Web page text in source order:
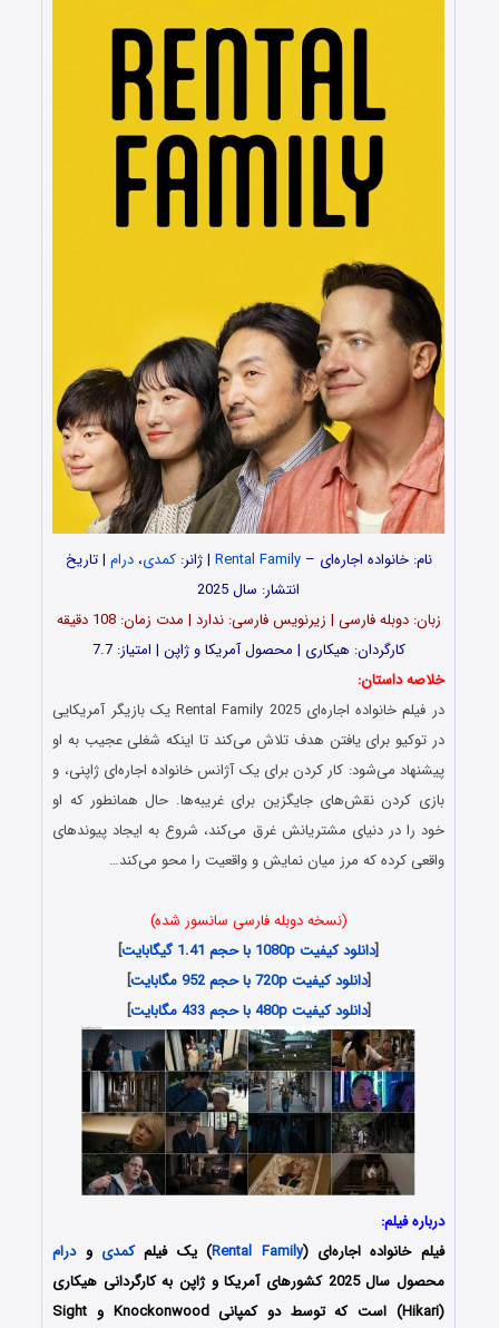
نام: خانواده اجاره‌ای –Rental Family | ژانر:کمدی،درام | تاریخ
انتشار: سال 2025
زبان: دوبله فارسی | زیرنویس فارسی: ندارد | مدت زمان: 108 دقیقه
کارگردان: هیکاری | محصول آمریکا و ژاپن | امتیاز: 7.7
خلاصه داستان:
در فیلم خانواده اجاره‌ای Rental Family 2025 یک بازیگر آمریکایی
در توکیو برای یافتن هدف تلاش می‌کند تا اینکه شغلی عجیب به او
پیشنهاد می‌شود: کار کردن برای یک آژانس خانواده اجاره‌ای ژاپنی، و
بازی کردن نقش‌های جایگزین برای غریبه‌ها. حال همانطور که او
خود را در دنیای مشتریانش غرق می‌کند، شروع به ایجاد پیوندهای
واقعی کرده که مرز میان نمایش و واقعیت را محو می‌کند…
(نسخه دوبله فارسی سانسور شده)
[دانلود کیفیت 1080p با حجم 1.41 گیگابایت
]
[دانلود کیفیت 720p با حجم 952 مگابایت
]
[دانلود کیفیت 480p با حجم 433 مگابایت ]
درباره فیلم:
فیلم خانواده اجاره‌ای (Rental Family) یک فیلمکمدی ودرام
محصول سال 2025 کشورهای آمریکا و ژاپن به کارگردانی هیکاری
(Hikari) است که توسط دو کمپانی‌ Knockonwood و Sight